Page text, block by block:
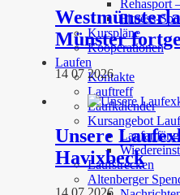
Rehasport
Fitness-
Kurspläne
Kooperationen
Laufen
Kontakte
Lauftreff
Laufkalender
Kursangebot
Laufstrecken
Altenberger
Münster
14 07 2026
Unsere
Havixbeck
14 07 2026